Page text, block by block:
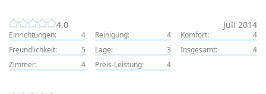
4,0 Juli 2014
Einrichtungen: 4 Reinigung: 4 Komfort:
4
Freundlichkeit:
5 Lage: 3 Insgesamt:
4
Zimmer:
4 Preis-Leistung: 4